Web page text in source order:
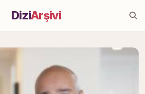
DiziArşivi